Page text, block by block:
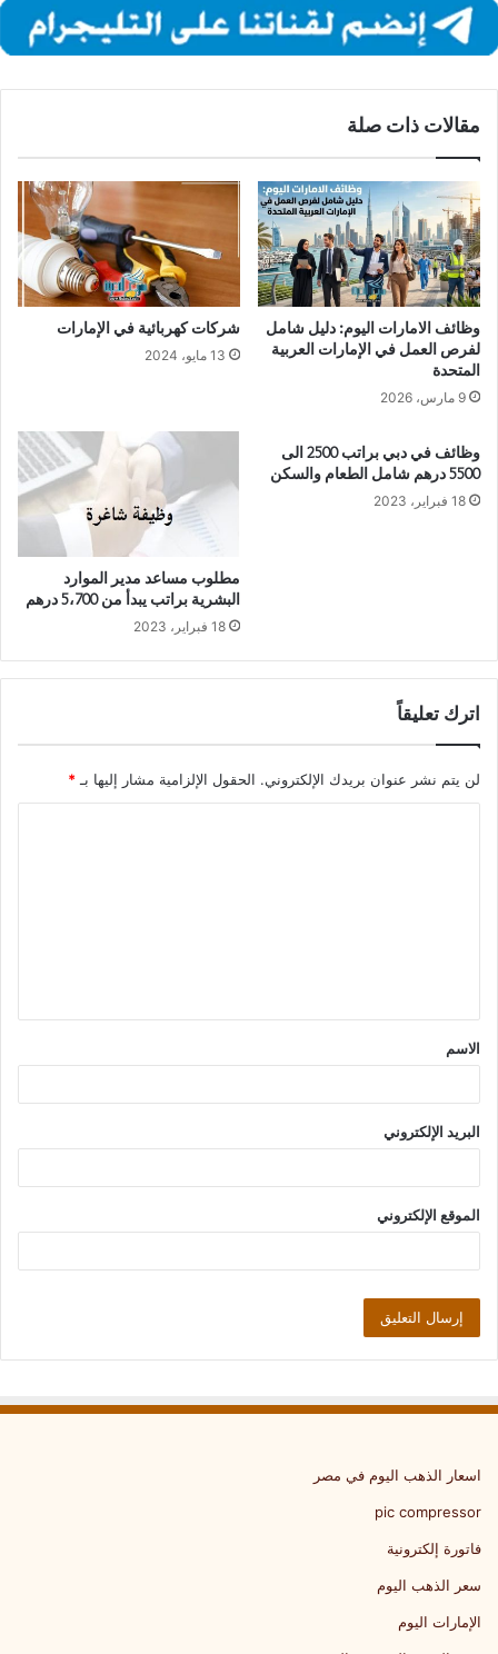
مقالات ذات صلة
وظائف الامارات اليوم: دليل شامل
لفرص العمل في الإمارات العربية
المتحدة
9 مارس، 2026
شركات كهربائية في الإمارات
13 مايو، 2024
وظائف في دبي براتب 2500 الى
5500 درهم شامل الطعام والسكن
18 فبراير، 2023
مطلوب مساعد مدير الموارد
البشرية براتب يبدأ من 5،700 درهم
18 فبراير، 2023
اترك تعليقاً
لن يتم نشر عنوان بريدك الإلكتروني. الحقول الإلزامية مشار إليها بـ *
ق
*
الاسم
البريد الإلكتروني
الموقع الإلكتروني
اسعار الذهب اليوم في مصر
pic compressor
فاتورة إلكترونية
سعر الذهب اليوم
الإمارات اليوم